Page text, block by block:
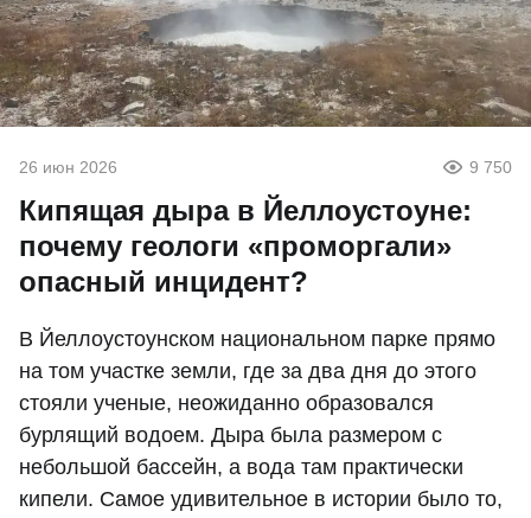
26 июн 2026 9 750
Кипящая дыра в Йеллоустоуне:
почему геологи «проморгали»
опасный инцидент?
В Йеллоустоунском национальном парке прямо
на том участке земли, где за два дня до этого
стояли ученые, неожиданно образовался
бурлящий водоем. Дыра была размером с
небольшой бассейн, а вода там практически
кипели. Самое удивительное в истории было то,